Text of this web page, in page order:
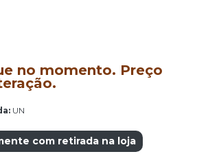
no momento. Preço
UN
com retirada na loja